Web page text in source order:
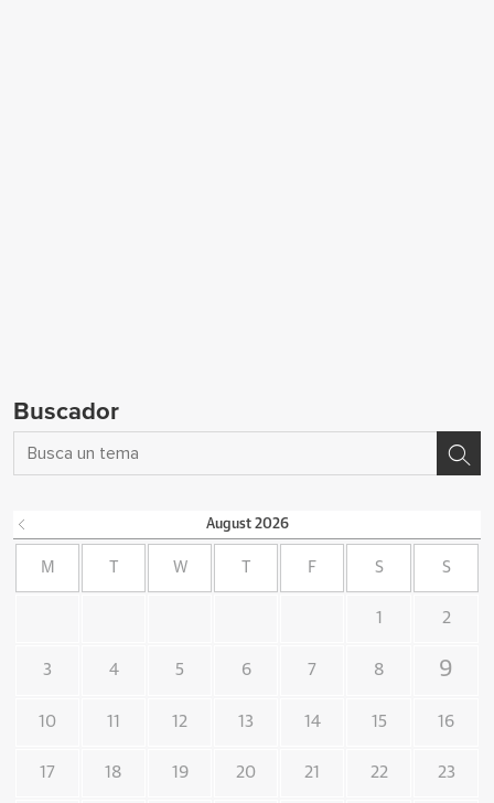
Buscador
August 2026
M W F S S
1 2
3 4 5 6 7 8 9
10 11 12 13 14 15 16
17 18 19 20 21 22 23